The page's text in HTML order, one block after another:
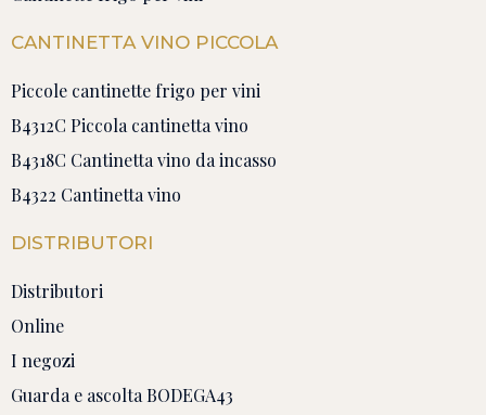
CANTINETTA VINO PICCOLA
Piccole cantinette frigo per vini
B4312C Piccola cantinetta vino
B4318C Cantinetta vino da incasso
B4322 Cantinetta vino
DISTRIBUTORI
Distributori
Online
I negozi
Guarda e ascolta BODEGA43